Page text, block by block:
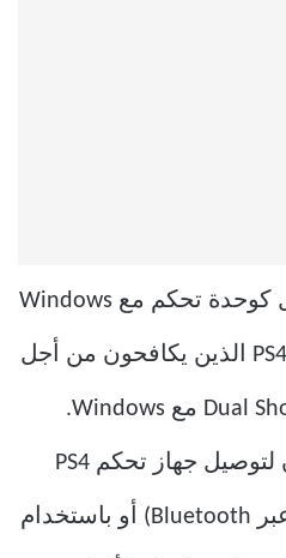
بينما يسود لـ Xbox العمل كوحدة تحكم مع Windows
، هناك الكثير من مالكي PS4 الذين يكافحون من أجل
استخدام وحدة تحكم Dual Shock مع Windows.
هناك طريقتان أساسيتان لتوصيل جهاز تحكم PS4
بجهاز كمبيوتر: لاسلكيًا (عبر Bluetooth) أو باستخدام